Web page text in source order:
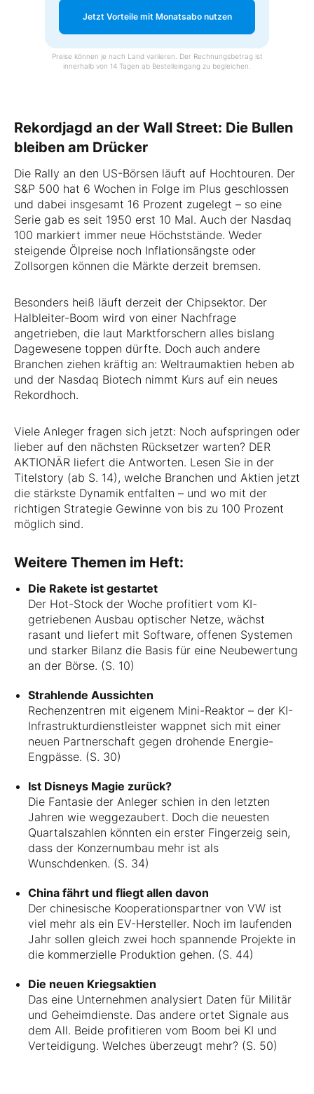
Jetzt Vorteile mit Monatsabo nutzen
Preise können je nach Land variieren. Der Rechnungsbetrag ist
innerhalb von 14 Tagen ab Bestelleingang zu begleichen.
Rekordjagd an der Wall Street: Die Bullen
bleiben am Drücker
Die Rally an den US-Börsen läuft auf Hochtouren. Der
S&P 500 hat 6 Wochen in Folge im Plus geschlossen
und dabei insgesamt 16 Prozent zugelegt – so eine
Serie gab es seit 1950 erst 10 Mal. Auch der Nasdaq
100 markiert immer neue Höchststände. Weder
steigende Ölpreise noch Inflationsängste oder
Zollsorgen können die Märkte derzeit bremsen.
Besonders heiß läuft derzeit der Chipsektor. Der
Halbleiter-Boom wird von einer Nachfrage
angetrieben, die laut Marktforschern alles bislang
Dagewesene toppen dürfte. Doch auch andere
Branchen ziehen kräftig an: Weltraumaktien heben ab
und der Nasdaq Biotech nimmt Kurs auf ein neues
Rekordhoch.
Viele Anleger fragen sich jetzt: Noch aufspringen oder
lieber auf den nächsten Rücksetzer warten? DER
AKTIONÄR liefert die Antworten. Lesen Sie in der
Titelstory (ab S. 14), welche Branchen und Aktien jetzt
die stärkste Dynamik entfalten – und wo mit der
richtigen Strategie Gewinne von bis zu 100 Prozent
möglich sind.
Weitere Themen im Heft:
Die Rakete ist gestartet
Der Hot-Stock der Woche profitiert vom KI-
getriebenen Ausbau optischer Netze, wächst
rasant und liefert mit Software, offenen Systemen
und starker Bilanz die Basis für eine Neubewertung
an der Börse. (S. 10)
Strahlende Aussichten
Rechenzentren mit eigenem Mini-Reaktor – der KI-
Infrastrukturdienstleister wappnet sich mit einer
neuen Partnerschaft gegen drohende Energie-
Engpässe. (S. 30)
Ist Disneys Magie zurück?
Die Fantasie der Anleger schien in den letzten
Jahren wie weggezaubert. Doch die neuesten
Quartalszahlen könnten ein erster Fingerzeig sein,
dass der Konzernumbau mehr ist als
Wunschdenken. (S. 34)
China fährt und fliegt allen davon
Der chinesische Kooperationspartner von VW ist
viel mehr als ein EV-Hersteller. Noch im laufenden
Jahr sollen gleich zwei hoch spannende Projekte in
die kommerzielle Produktion gehen. (S. 44)
Die neuen Kriegsaktien
Das eine Unternehmen analysiert Daten für Militär
und Geheimdienste. Das andere ortet Signale aus
dem All. Beide profitieren vom Boom bei KI und
Verteidigung. Welches überzeugt mehr? (S. 50)